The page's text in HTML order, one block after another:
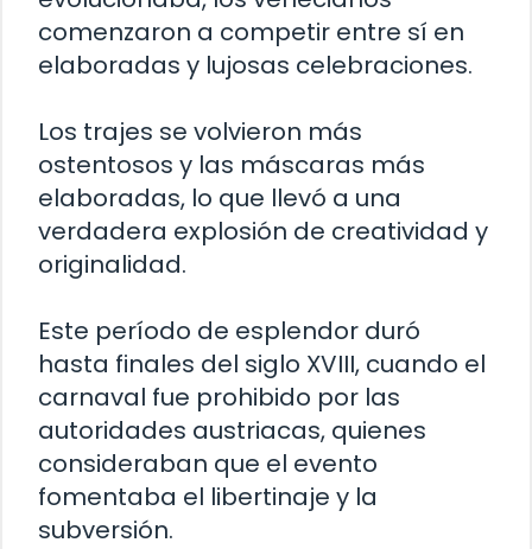
comenzaron a competir entre sí en
elaboradas y lujosas celebraciones.
Los trajes se volvieron más
ostentosos y las máscaras más
elaboradas, lo que llevó a una
verdadera explosión de creatividad y
originalidad.
Este período de esplendor duró
hasta finales del siglo XVIII, cuando el
carnaval fue prohibido por las
autoridades austriacas, quienes
consideraban que el evento
fomentaba el libertinaje y la
subversión.